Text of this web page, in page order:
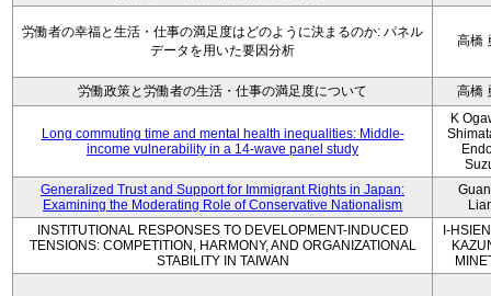
労働者の幸福と生活・仕事の満足度はどのように決まるのか: パネル
データを用いた要因分析
高橋
労働政策と労働者の生活・仕事の満足度について 高橋
Long commuting time and mental health inequalities: Middle-
income vulnerability in a 14-wave panel study
K
Generalized Trust and Support for Immigrant Rights in Japan:
Examining the Moderating Role of Conservative Nationalism
INSTITUTIONAL RESPONSES TO DEVELOPMENT-INDUCED
TENSIONS: COMPETITION, HARMONY, AND ORGANIZATIONAL
STABILITY IN TAIWAN
I-